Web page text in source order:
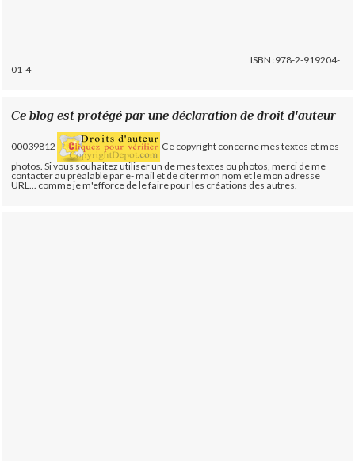
ISBN :978-2-919204-
01-4
Ce blog est protégé par une déclaration de droit d'auteur
00039812
Ce copyright concerne mes textes et mes
photos. Si vous souhaitez utiliser un de mes textes ou photos, merci de me
contacter au préalable par e- mail et de citer mon nom et le mon adresse
URL... comme je m'efforce de le faire pour les créations des autres.